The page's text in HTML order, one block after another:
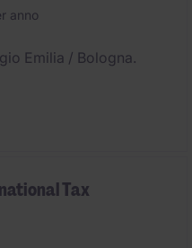
anno
Emilia / Bologna.
Tax